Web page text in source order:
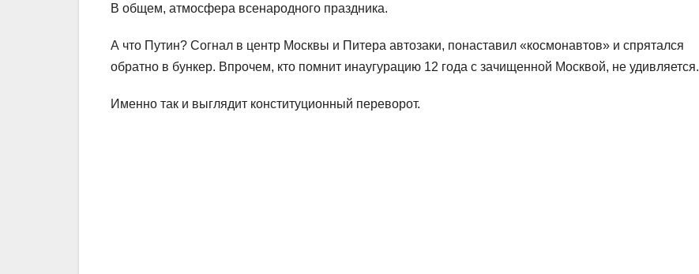
В общем, атмосфера всенародного праздника.
А что Путин? Согнал в центр Москвы и Питера автозаки, понаставил «космонавтов» и спрятался
обратно в бункер. Впрочем, кто помнит инаугурацию 12 года с зачищенной Москвой, не удивляется.
Именно так и выглядит конституционный переворот.